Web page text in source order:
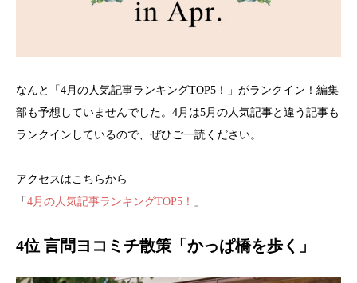
なんと「4月の人気記事ランキングTOP5！」がランクイン！編集
部も予想していませんでした。4月は5月の人気記事と違う記事も
ランクインしているので、ぜひご一読ください。
アクセスはこちらから
「 4月の人気記事ランキングTOP5！ 」
4位 言問ヨコミチ散策「かっぱ橋を歩く」